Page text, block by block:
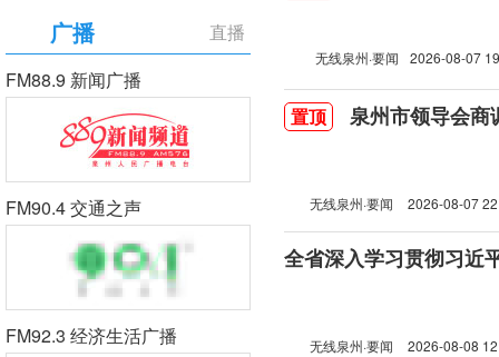
直播
广播
FM88.9 新闻广播
FM90.4 交通之声
FM92.3 经济生活广播
无线泉州·要闻 2026-08-07
置顶 泉州市领导会商
无线泉州·要闻 2026-08-07
无线泉州·要闻 2026-08-08